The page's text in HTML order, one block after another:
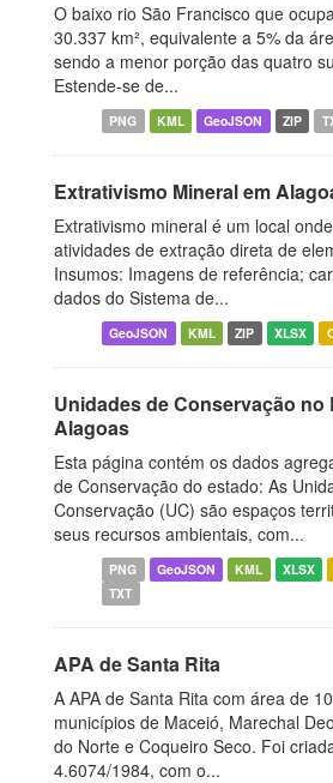
O baixo rio São Francisco que
30.337 km², equivalente a 5% da
sendo a menor porção das quatro
Estende-se de...
PNG KML GeoJSON ZIP
Extrativismo Mineral em
Extrativismo mineral é um local
atividades de extração direta de
Insumos: Imagens de referência;
dados do Sistema de...
GeoJSON KML ZIP XLSX
Unidades de Conservação no
Alagoas
Esta página contém os dados
de Conservação do estado: As
Conservação (UC) são espaços
seus recursos ambientais, com...
PNG GeoJSON KML XLSX
TXT
APA de Santa Rita
A APA de Santa Rita com área de
municípios de Maceió, Marechal
do Norte e Coqueiro Seco. Foi
4.6074/1984, com o...